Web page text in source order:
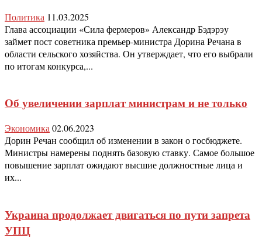
Политика 11.03.2025
Глава ассоциации «Сила фермеров» Александр Бэдэрэу
займет пост советника премьер-министра Дорина Речана в
области сельского хозяйства. Он утверждает, что его выбрали
по итогам конкурса,...
Об увеличении зарплат министрам и не только
Экономика 02.06.2023
Дорин Речан сообщил об изменении в закон о госбюджете.
Министры намерены поднять базовую ставку. Самое большое
повышение зарплат ожидают высшие должностные лица и
их...
Украина продолжает двигаться по пути запрета
УПЦ